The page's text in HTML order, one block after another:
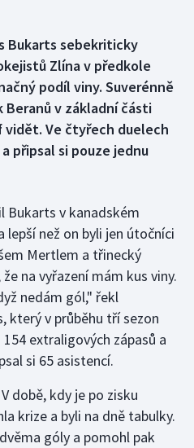
Bukarts sebekriticky
Zlína v předkole
podíl viny. Suverénně
v základní části
Ve čtyřech duelech
připsal si pouze jednu
Bukarts v kanadském
než on byli jen útočníci
Mertlem a třinecký
na vyřazení mám kus viny.
nedám gól," řekl
který v průběhu tří sezon
extraligových zápasů a
si 65 asistencí.
době, kdy je po zisku
krize a byli na dně tabulky.
góly a pomohl pak